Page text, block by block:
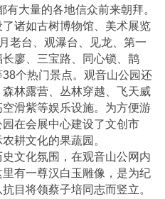
大量的各地信众前来朝拜。
诸如古树博物馆、美术展览
老台、观瀑台、见龙、第一
廖、三宝路、同心锁、鹊
个热门景点。观音山公园还
林露营、丛林穿越、飞天威
滑紫等娱乐设施。为方便游
在会展中心建设了文创市
耕文化的果蔬园。
文化氛围，在观音山公网内
有一尊汉白玉雕像，是为纪
目将领蔡子培同志而竖立。